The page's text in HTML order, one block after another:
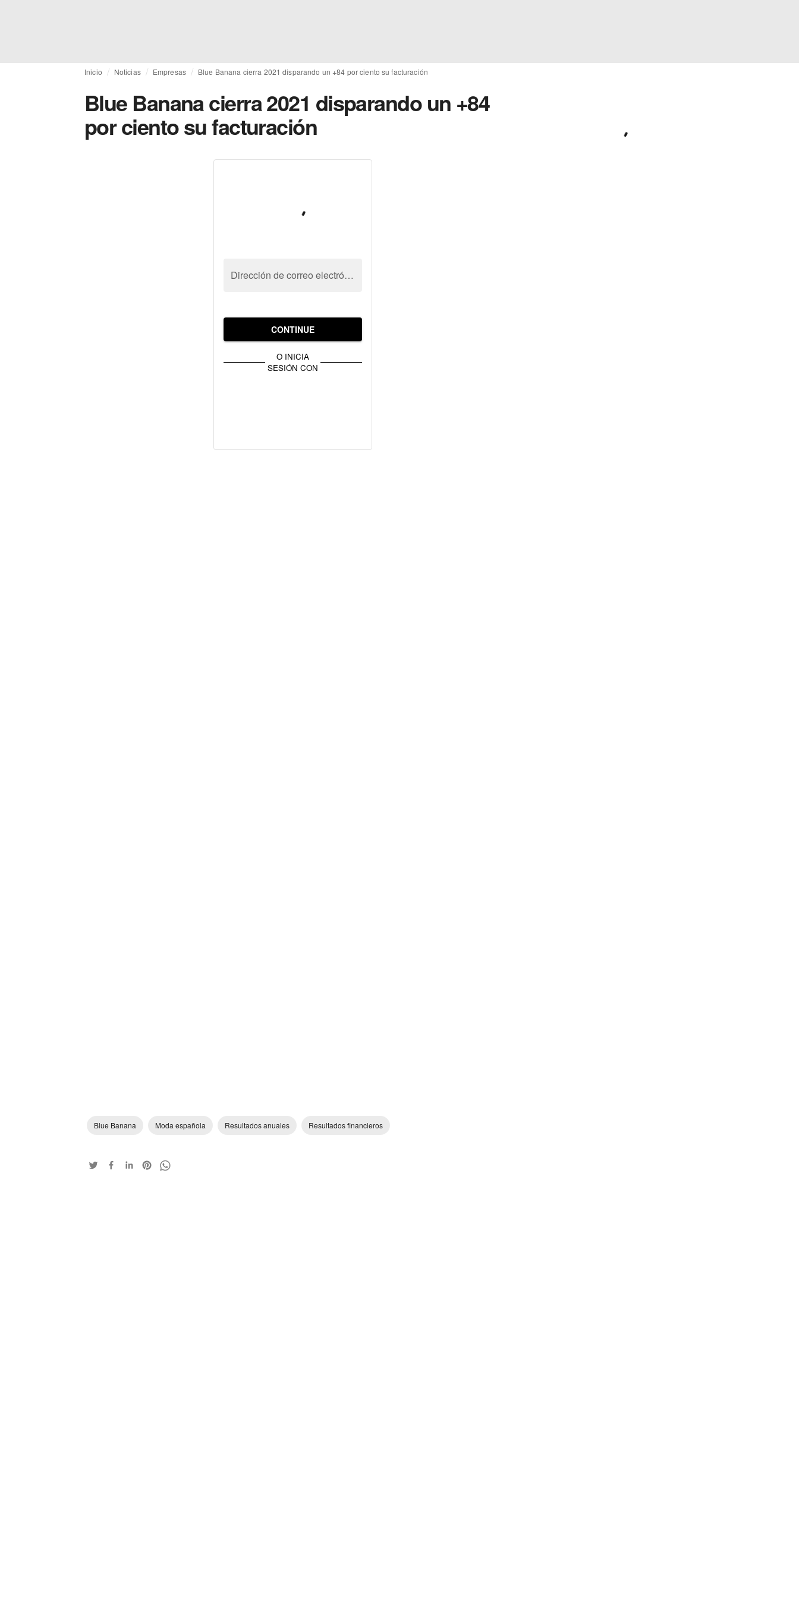
Inicio Noticias Empresas Blue Banana cierra 2021 disparando un +84 por ciento su facturación
Blue Banana cierra 2021 disparando un +84
por ciento su facturación
Dirección de correo electrónico
CONTINUE
O INICIA
SESIÓN CON
Blue Banana Moda española Resultados anuales Resultados financieros